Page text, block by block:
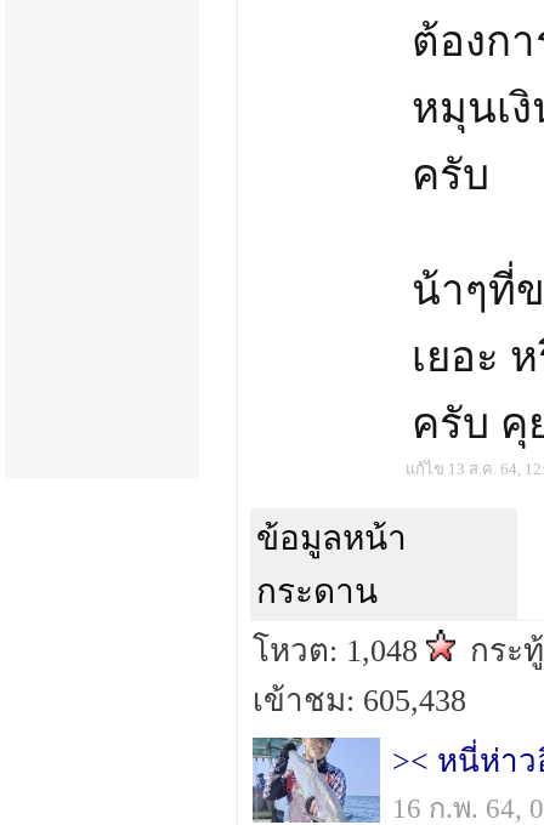
ต้องก
หมุนเ
ครับ
น้าๆที่
เยอะ
ครับ คุ
แก้ไข 13 ส.ค. 64,
ข้อมูลหน้า
กระดาน
โหวต: 1,048
กระ
เข้าชม: 605,438
>< หนี่ห่า
16 ก.พ. 64,